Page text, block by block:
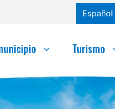
Español
Turismo